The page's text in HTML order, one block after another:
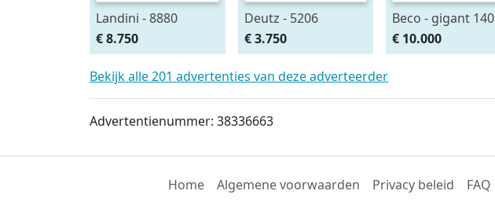
Landini - 8880
€ 8.750
Deutz - 5206
€ 3.750
Beco - gigant 140
€ 10.000
Bekijk alle 201 advertenties van deze adverteerder
Advertentienummer: 38336663
Home Algemene voorwaarden Privacy beleid FAQ